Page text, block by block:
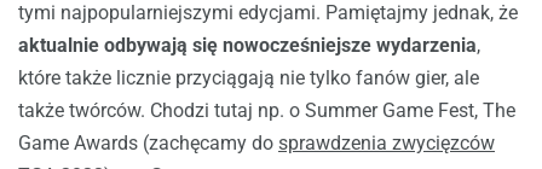
tymi najpopularniejszymi edycjami. Pamiętajmy jednak, że
aktualnie odbywają się nowocześniejsze wydarzenia,
które także licznie przyciągają nie tylko fanów gier, ale
także twórców. Chodzi tutaj np. o Summer Game Fest, The
Game Awards (zachęcamy do sprawdzenia zwycięzców